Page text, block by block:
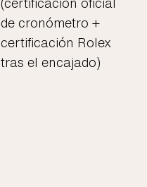
(certificación oficial
de cronómetro +
certificación Rolex
tras el encajado)